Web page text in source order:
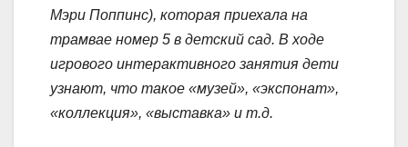
Мэри Поппинс), которая приехала на
трамвае номер 5 в детский сад. В ходе
игрового интерактивного занятия дети
узнают, что такое «музей», «экспонат»,
«коллекция», «выставка» и т.д.